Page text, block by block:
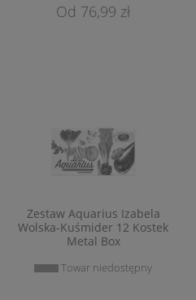
76,99 zł
Zestaw Aquarius Izabela
Wolska-Kuśmider 12 Kostek
Metal Box
Towar niedostępny